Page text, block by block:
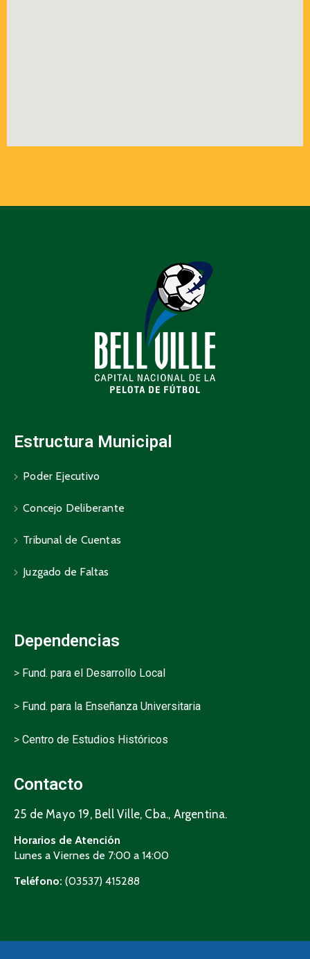
Estructura Municipal
Poder Ejecutivo
Concejo Deliberante
Tribunal de Cuentas
Juzgado de Faltas
Dependencias
> Fund. para el Desarrollo Local
> Fund. para la Enseñanza Universitaria
> Centro de Estudios Históricos
Contacto
25 de Mayo 19, Bell Ville, Cba., Argentina.
Horarios de Atención
Lunes a Viernes de 7:00 a 14:00
Teléfono: (03537) 415288